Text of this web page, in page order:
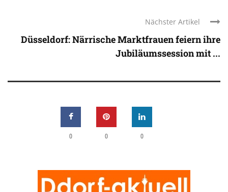
Nächster Artikel
Düsseldorf: Närrische Marktfrauen feiern ihre
Jubiläumssession mit ...
0 0 0